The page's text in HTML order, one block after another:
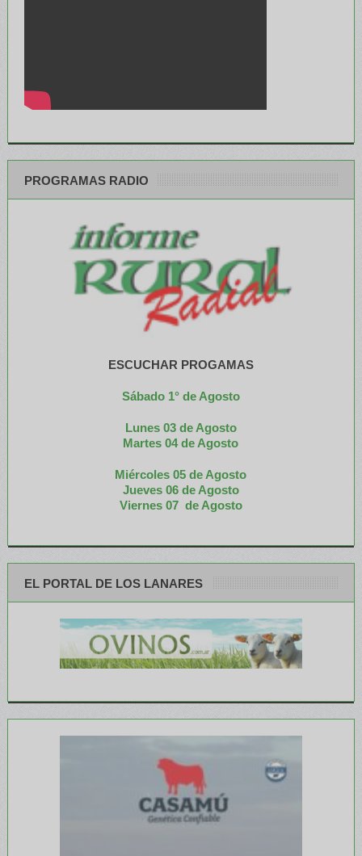
PROGRAMAS RADIO
ESCUCHAR PROGAMAS
Sábado 1° de Agosto
Lunes 03 de Agosto
Martes 04 de Agosto
Miércoles 05 de Agosto
Jueves 06 de Agosto
Viernes 07 de Agosto
EL PORTAL DE LOS LANARES